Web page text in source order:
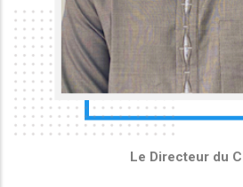
Le Directeur du